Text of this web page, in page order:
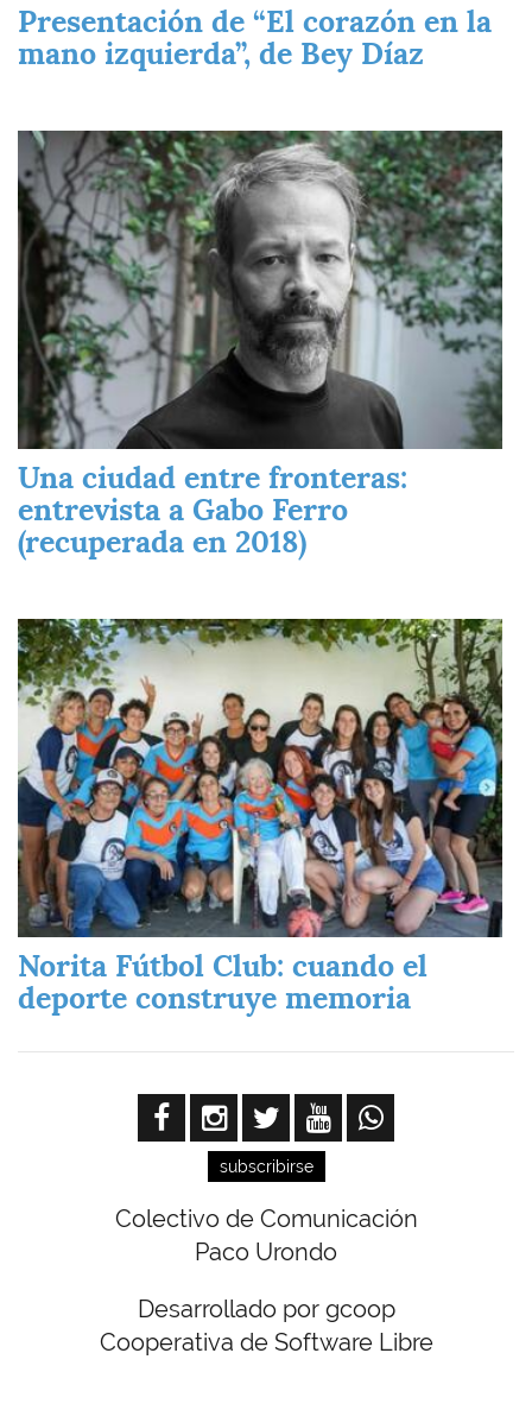
Presentación de “El corazón en la
mano izquierda”, de Bey Díaz
Imagen
Una ciudad entre fronteras:
entrevista a Gabo Ferro
(recuperada en 2018)
Imagen
Norita Fútbol Club: cuando el
deporte construye memoria
subscribirse
Colectivo de Comunicación
Paco Urondo
Desarrollado por gcoop
Cooperativa de Software Libre